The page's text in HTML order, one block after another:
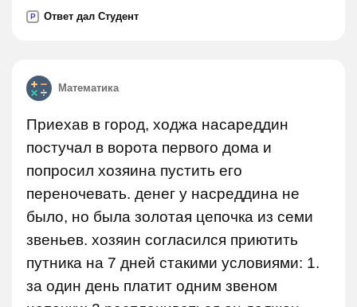
P Ответ дал Студент
Математика
Приехав в город, ходжа насареддин
постучал в ворота первого дома и
попросил хозяина пустить его
переночевать. денег у насреддина не
было, но была золотая цепочка из семи
звеньев. хозяин согласился приютить
путника на 7 дней стакими условиями: 1.
за один день платит одним звеном